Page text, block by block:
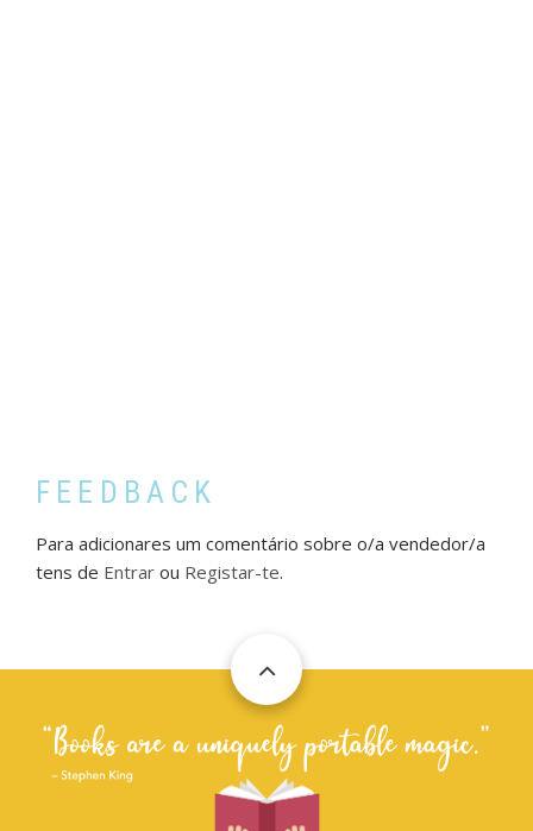
FEEDBACK
Para adicionares um comentário sobre o/a vendedor/a
tens de Entrar ou Registar-te.